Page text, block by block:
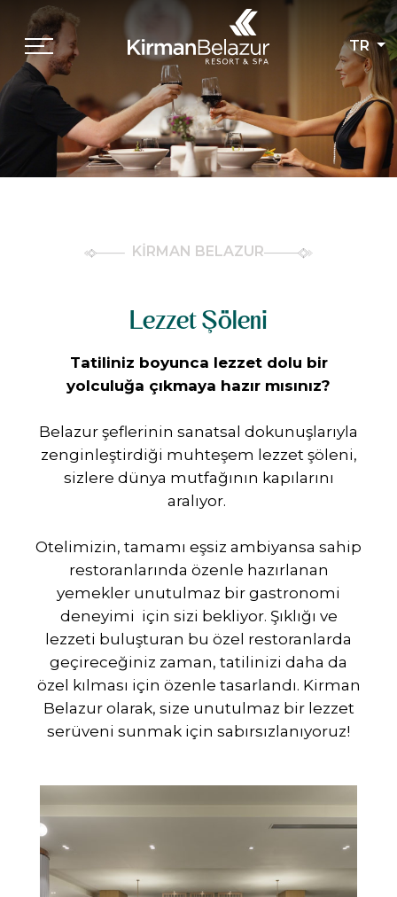
TR
KİRMAN BELAZUR
Lezzet Şöleni
Tatiliniz boyunca lezzet dolu bir
yolculuğa çıkmaya hazır mısınız?
Belazur şeflerinin sanatsal dokunuşlarıyla
zenginleştirdiği muhteşem lezzet şöleni,
sizlere dünya mutfağının kapılarını
aralıyor.
Otelimizin, tamamı eşsiz ambiyansa sahip
restoranlarında özenle hazırlanan
yemekler unutulmaz bir gastronomi
deneyimi için sizi bekliyor. Şıklığı ve
lezzeti buluşturan bu özel restoranlarda
geçireceğiniz zaman, tatilinizi daha da
özel kılması için özenle tasarlandı. Kirman
Belazur olarak, size unutulmaz bir lezzet
serüveni sunmak için sabırsızlanıyoruz!